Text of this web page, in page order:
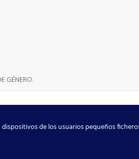
GÉNERO.
de los usuarios pequeños